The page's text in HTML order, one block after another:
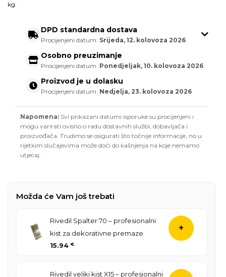
kg.
DPD standardna dostava
Procijenjeni datum: Srijeda, 12. kolovoza 2026
Osobno preuzimanje
Procijenjeni datum: Ponedjeljak, 10. kolovoza 2026
Proizvod je u dolasku
Procijenjeni datum: Nedjelja, 23. kolovoza 2026
Napomena: Svi prikazani datumi isporuke su procijenjeni i
mogu varirati ovisno o radu dostavnih službi, dobavljača i
proizvođača. Trudimo se osigurati što točnije informacije, no u
rijetkim slučajevima može doći do kašnjenja na koje nemamo
utjecaj.
Možda će Vam još trebati
Rivedil Spalter 70 – profesionalni
kist za dekorativne premaze
15.94 €
+
Rivedil veliki kist X15 – profesionalni